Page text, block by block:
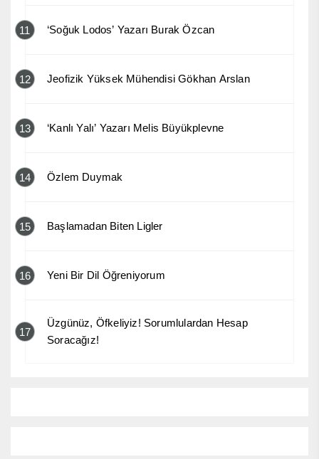
11 ‘Soğuk Lodos’ Yazarı Burak Özcan
12 Jeofizik Yüksek Mühendisi Gökhan Arslan
13 ‘Kanlı Yalı’ Yazarı Melis Büyükplevne
14 Özlem Duymak
15 Başlamadan Biten Ligler
16 Yeni Bir Dil Öğreniyorum
17
Üzgünüz, Öfkeliyiz! Sorumlulardan Hesap
Soracağız!